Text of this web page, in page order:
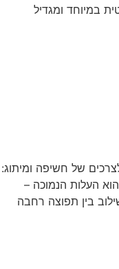
במיוחד ומגדיל
של חשיפה ומיתוג:
העלות הנמוכה –
בין תפוצה רחבה